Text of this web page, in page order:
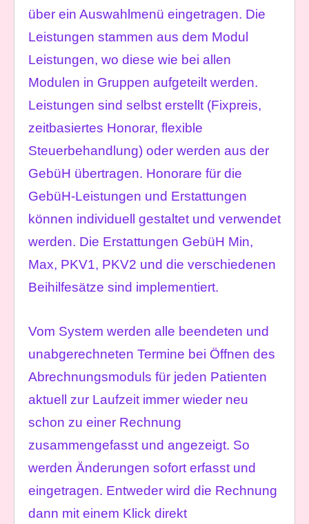
über ein Auswahlmenü eingetragen. Die
Leistungen stammen aus dem Modul
Leistungen, wo diese wie bei allen
Modulen in Gruppen aufgeteilt werden.
Leistungen sind selbst erstellt (Fixpreis,
zeitbasiertes Honorar, flexible
Steuerbehandlung) oder werden aus der
GebüH übertragen. Honorare für die
GebüH-Leistungen und Erstattungen
können individuell gestaltet und verwendet
werden. Die Erstattungen GebüH Min,
Max, PKV1, PKV2 und die verschiedenen
Beihilfesätze sind implementiert.
Vom System werden alle beendeten und
unabgerechneten Termine bei Öffnen des
Abrechnungsmoduls für jeden Patienten
aktuell zur Laufzeit immer wieder neu
schon zu einer Rechnung
zusammengefasst und angezeigt. So
werden Änderungen sofort erfasst und
eingetragen. Entweder wird die Rechnung
dann mit einem Klick direkt